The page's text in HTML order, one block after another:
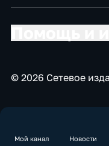
Мой канал Новости
© 2026 Сетевое